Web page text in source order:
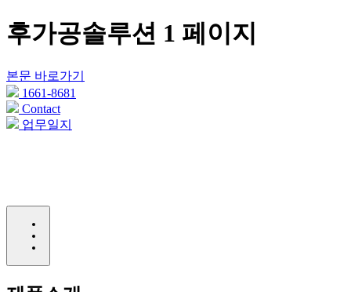
후가공솔루션 1 페이지
본문 바로가기
1661-8681
Contact
업무일지